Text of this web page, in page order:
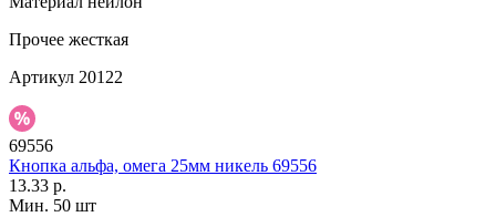
Прочее жесткая
Артикул 20122
69556
Кнопка альфа, омега 25мм никель 69556
13.33 р.
Мин. 50 шт